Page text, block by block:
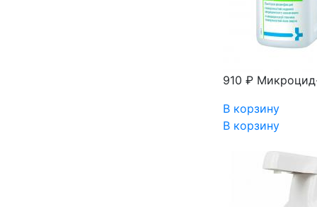
910 ₽
В корзину
В корзину